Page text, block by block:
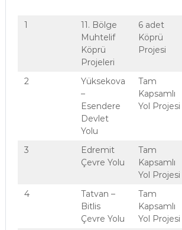
1
11. Bölge
Muhtelif
Köprü
Projeleri
6 adet
Köprü
Projesi
2
Yüksekova
–
Esendere
Devlet
Yolu
Tam
Kapsamlı
Yol Projesi
3
Edremit
Çevre Yolu
Tam
Kapsamlı
Yol Projesi
4
Tatvan –
Bitlis
Çevre Yolu
Tam
Kapsamlı
Yol Projesi